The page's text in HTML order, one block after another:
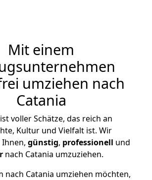
Mit einem
umziehen nach
Catania
voller Schätze, das reich an
Kultur und Vielfalt ist. Wir
günstig, professionell und
nach Catania umzuziehen.
nach Catania umziehen möchten,